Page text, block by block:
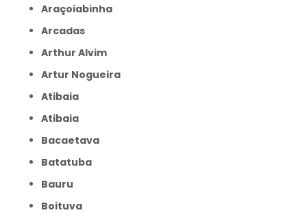
Araçoiabinha
Arcadas
Arthur Alvim
Artur Nogueira
Atibaia
Atibaia
Bacaetava
Batatuba
Bauru
Boituva